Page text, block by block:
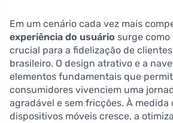
Em um cenário cada vez mais
experiência do usuário surge
crucial para a fidelização de
brasileiro. O design atrativo e a
elementos fundamentais que
consumidores vivenciem uma
agradável e sem fricções. À medida
dispositivos móveis cresce, a